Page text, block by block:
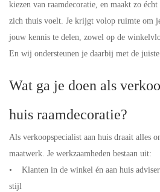
kiezen van raamdecoratie, en maakt zo
zich thuis voelt. Je krijgt volop ruimte om
jouw kennis te delen, zowel op de
En wij ondersteunen je daarbij met de
Wat ga je doen als
huis raamdecoratie?
Als verkoopspecialist aan huis draait alles
maatwerk. Je werkzaamheden bestaan uit:
• Klanten in de winkel én aan huis
stijl